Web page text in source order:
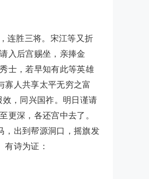
连胜三将。宋江等又折
入后宫赐坐，亲捧金
士，若早知有此等英雄
寡人共享太平无穷之富
，同兴国祚。明日谨请
更深，各还宫中去了。
，出到帮源洞口，摇旗发
诗为证：